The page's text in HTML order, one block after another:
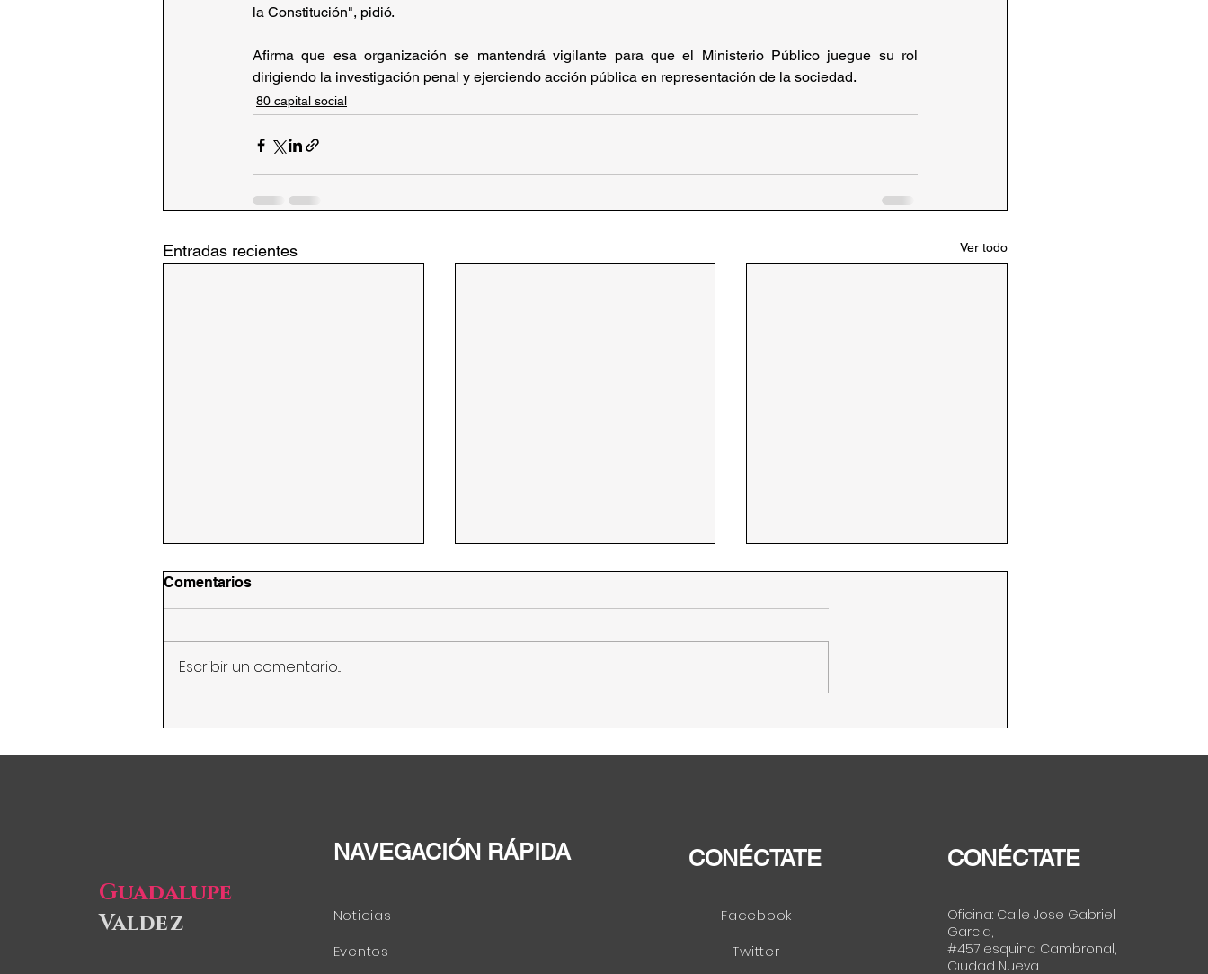
la Constitución", pidió.
Afirma que esa organización se mantendrá vigilante para que el Ministerio Público juegue su rol
dirigiendo la investigación penal y ejerciendo acción pública en representación de la sociedad.
80 capital social
Entradas recientes Ver todo
y al crédito de las mujeres
alimentación en
Comentarios
Escribir un comentario...
Guadalupe
Valdez
NAVEGACIÓN RÁPIDA
Noticias
Eventos
CONÉCTATE
Facebook
Twitter
CONÉCTATE
Oficina: Calle Jose Gabriel
Garcia,
#457 esquina Cambronal,
Ciudad Nueva